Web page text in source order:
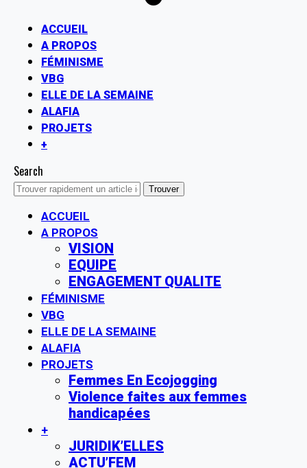
ACCUEIL
A PROPOS
FÉMINISME
VBG
ELLE DE LA SEMAINE
ALAFIA
PROJETS
+
Search
ACCUEIL
A PROPOS
VISION
EQUIPE
ENGAGEMENT QUALITE
FÉMINISME
VBG
ELLE DE LA SEMAINE
ALAFIA
PROJETS
Femmes En Ecojogging
Violence faites aux femmes
handicapées
+
JURIDIK’ELLES
ACTU’FEM